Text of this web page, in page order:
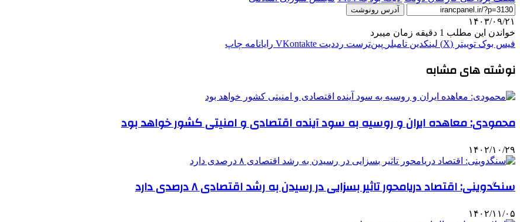
آدرس رونوشت
۱۴۰۳/۰۹/۲۱
خواندن این مطلب 1 دقیقه زمان میبرد
فیس بوک توییتر (X) لینکدین ‫تامبلر ‫پین‌ترست ‫رددیت ‫VKontakte رایانامه چاپ
نوشته های مشابه
محمودی: معاهده ایران و روسیه به سود آینده اقتصادی و امنیتی کشور خواهد بود
۱۴۰۲/۱۰/۲۹
سنگدوینی: اقتصاد دریامحور تاثیر بسزایی در رسیدن به رشد اقتصادی ۸ درصدی دارد
۱۴۰۲/۱۱/۰۵